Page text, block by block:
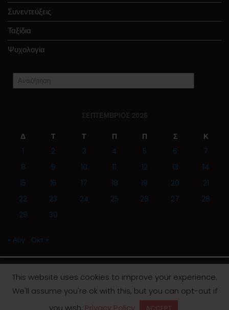
Συνεντεύξεις
Ταξίδια
Ψυχολογία
ΣΕΠΤΈΜΒΡΙΟΣ 2025
Δ Τ Τ Π Π Σ
Κ
1
2 3 4 5 6
7
8
9 10 11 12 13
14
15
16 17 18 19 20
21
22
23 24 25 26 27
28
29
30
« Αυγ Οκτ »
© 2019 | Screen Magazine - Ηλεκτρονική εφημερίδα
This website uses cookies to improve your experience.
We'll assume you're ok with this, but you can opt-out if
you wish. Privacy Policy